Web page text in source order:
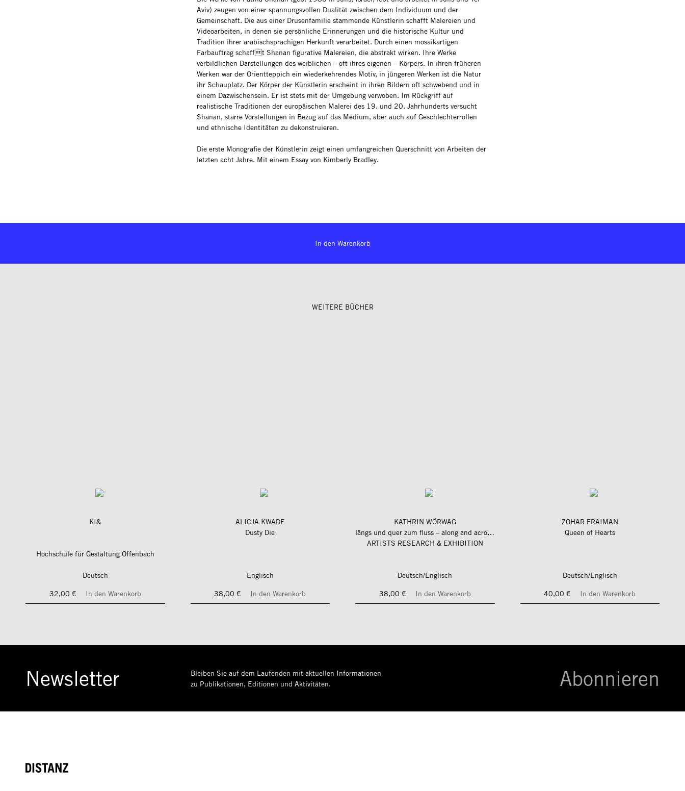
Aviv) zeugen von einer spannungsvollen Dualität zwischen dem Individuum und der
Gemeinschaft. Die aus einer Drusenfamilie stammende Künstlerin schafft Malereien und
Videoarbeiten, in denen sie persönliche Erinnerungen und die historische Kultur und
Tradition ihrer arabischsprachigen Herkunft verarbeitet. Durch einen mosaikartigen
Farbauftrag schafft Shanan figurative Malereien, die abstrakt wirken. Ihre Werke
verbildlichen Darstellungen des weiblichen – oft ihres eigenen – Körpers. In ihren früheren
Werken war der Orientteppich ein wiederkehrendes Motiv, in jüngeren Werken ist die Natur
ihr Schauplatz. Der Körper der Künstlerin erscheint in ihren Bildern oft schwebend und in
einem Dazwischensein. Er ist stets mit der Umgebung verwoben. Im Rückgriff auf
realistische Traditionen der europäischen Malerei des 19. und 20. Jahrhunderts versucht
Shanan, starre Vorstellungen in Bezug auf das Medium, aber auch auf Geschlechterrollen
und ethnische Identitäten zu dekonstruieren.
Die erste Monografie der Künstlerin zeigt einen umfangreichen Querschnitt von Arbeiten der
letzten acht Jahre. Mit einem Essay von Kimberly Bradley.
In den Warenkorb
WEITERE BÜCHER
KI&
Hochschule für Gestaltung Offenbach
Deutsch
32,00 €
In den Warenkorb
ALICJA KWADE
Dusty Die
Englisch
38,00 €
In den Warenkorb
KATHRIN WÖRWAG
längs und quer zum fluss – along and across the river
ARTISTS RESEARCH & EXHIBITION
Deutsch/Englisch
38,00 €
In den Warenkorb
ZOHAR FRAIMAN
Queen of Hearts
Deutsch/Englisch
40,00 €
In den Warenkorb
Newsletter
Bleiben Sie auf dem Laufenden mit aktuellen Informationen
zu Publikationen, Editionen und Aktivitäten.
Abonnieren
DISTANZ